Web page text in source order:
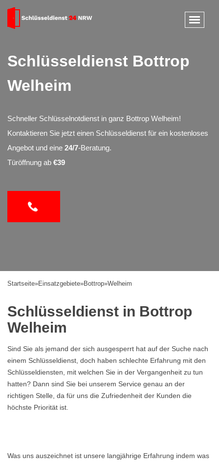
Schlüsseldienst Bottrop
Welheim
Schneller Schlüsselnotdienst in ganz Bottrop Welheim!
Kontaktieren Sie jetzt einen Schlüsseldienst für ein kostenloses
Angebot und eine 24/7-Beratung.
Türöffnung ab €39
Startseite»Einsatzgebiete»Bottrop»Welheim
Schlüsseldienst in Bottrop
Welheim
Sind Sie als jemand der sich ausgesperrt hat auf der Suche nach
einem Schlüsseldienst, doch haben schlechte Erfahrung mit den
Schlüsseldiensten, mit welchen Sie in der Vergangenheit zu tun
hatten? Dann sind Sie bei unserem Service genau an der
richtigen Stelle, da für uns die Zufriedenheit der Kunden die
höchste Priorität ist.
Was uns auszeichnet ist unsere langjährige Erfahrung indem was